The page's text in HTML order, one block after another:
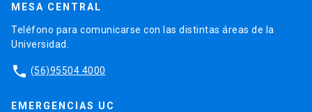
MESA CENTRAL
Teléfono para comunicarse con las distintas áreas de la
Universidad.
phone (56)95504 4000
EMERGENCIAS UC